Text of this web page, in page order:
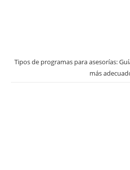
Tipos de programas para asesorías:
más